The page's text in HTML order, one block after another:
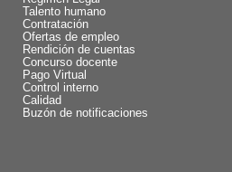
Talento humano
Contratación
Ofertas de empleo
Rendición de cuentas
Concurso docente
Pago Virtual
Control interno
Calidad
Buzón de notificaciones